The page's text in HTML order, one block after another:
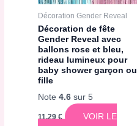
Décoration Gender Reveal
Décoration de fête
Gender Reveal avec
ballons rose et bleu,
rideau lumineux pour
baby shower garçon ou
fille
Note4.6 sur 5
11,29€
VOIR LE